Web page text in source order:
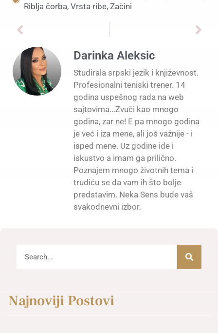
Riblja čorba, Vrsta ribe, Začini
Darinka Aleksic
Studirala srpski jezik i književnost.
Profesionalni teniski trener. 14
godina uspešnog rada na web
sajtovima...Zvuči kao mnogo
godina, zar ne! E pa mnogo godina
je već i iza mene, ali još važnije - i
isped mene. Uz godine ide i
iskustvo a imam ga prilično.
Poznajem mnogo životnih tema i
trudiću se da vam ih što bolje
predstavim. Neka Sens bude vaš
svakodnevni izbor.
Najnoviji Postovi